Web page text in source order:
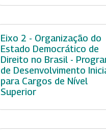
Eixo 2 - Organização do
Estado Democrático de
Direito no Brasil -
de Desenvolvimento
para Cargos de Nível
Superior